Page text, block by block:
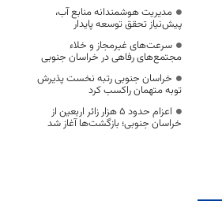
مدیریت هوشمندانه منابع آب،
پیش‌نیاز تحقق توسعه پایدار
سرعت‌های غیرمجاز و خلاء
مجتمع‌های رفاهی در خراسان جنوبی
خراسان جنوبی رتبه نخست پذیرش
توبه متهمان راکسب کرد
اعزام حدود 5 هزار زائر اربعین از
خراسان جنوبی؛ بازگشت‌ها آغاز شد